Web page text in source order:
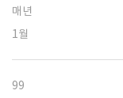
매년
1월
99